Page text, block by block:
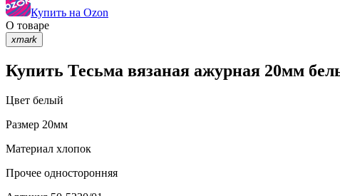
Купить на Ozon
О товаре
xmark
Купить Тесьма вязаная ажурная 20мм
Цвет белый
Размер 20мм
Материал хлопок
Прочее односторонняя